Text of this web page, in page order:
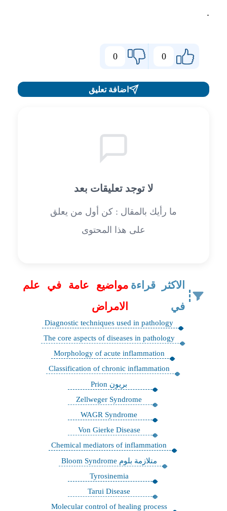
.
0
0
اضافة تعليق
لا توجد تعليقات بعد
ما رأيك بالمقال : كن أول من يعلق
على هذا المحتوى
الاكثر قراءة
في
مواضيع عامة في علم
الامراض
Diagnostic techniques used in pathology
The core aspects of diseases in pathology
Morphology of acute inflammation
Classification of chronic inflammation
بريون Prion
Zellweger Syndrome
WAGR Syndrome
Von Gierke Disease
Chemical mediators of inflammation
متلازمة بلوم Bloom Syndrome
Tyrosinemia
Tarui Disease
Molecular control of healing process